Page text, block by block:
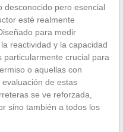
desconocido pero esencial
esté realmente
para medir
reactividad y la capacidad
particularmente crucial para
o aquellas con
de estas
se ve reforzada,
sino también a todos los